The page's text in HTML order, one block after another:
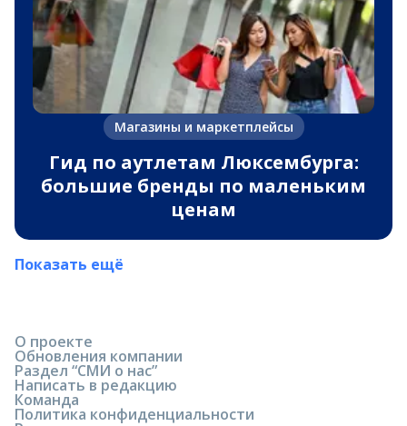
Магазины и маркетплейсы
Гид по аутлетам Люксембурга:
большие бренды по маленьким
ценам
Показать ещё
О проекте
Обновления компании
Раздел “СМИ о нас”
Написать в редакцию
Команда
Политика конфиденциальности